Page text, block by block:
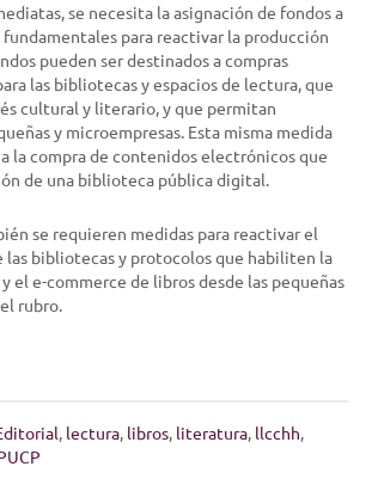
se necesita la asignación de fondos a
fundamentales para reactivar la producción
pueden ser destinados a compras
las bibliotecas y espacios de lectura, que
cultural y literario, y que permitan
y microempresas. Esta misma medida
la compra de contenidos electrónicos que
de una biblioteca pública digital.
se requieren medidas para reactivar el
bibliotecas y protocolos que habiliten la
el e-commerce de libros desde las pequeñas
rubro.
, lectura, libros, literatura, llcchh,